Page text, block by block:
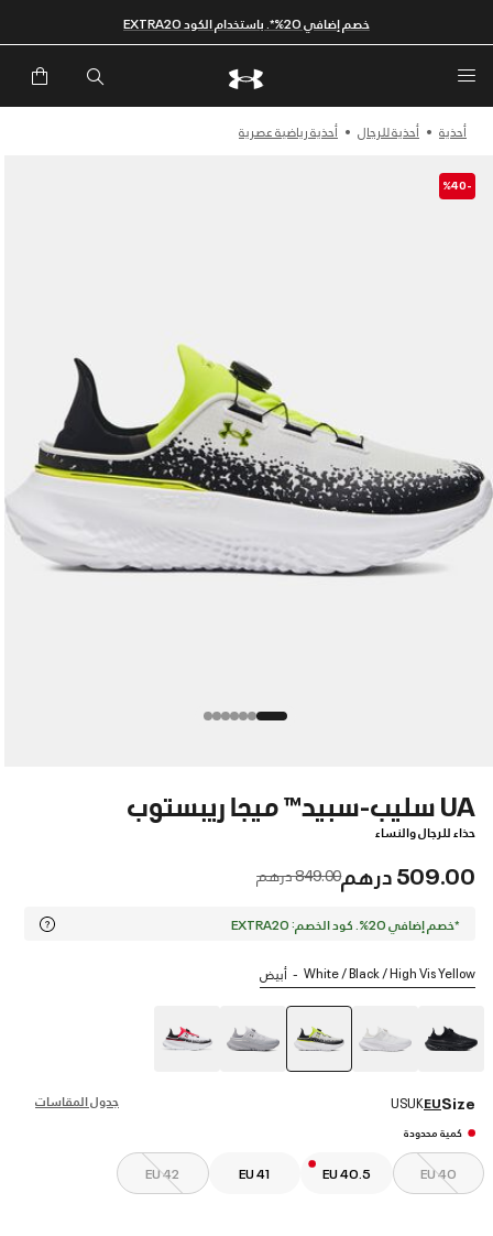
خصم إضافي 20%*. باستخدام الكود EXTRA20
أحذية أحذية للرجال أحذية رياضية عصرية
-%40
UA سليب-سبيد™ ميجا ريبستوب
حذاء للرجال والنساء
509.00 درهم Price reduced from
849.00 درهم to
*خصم إضافي 20%. كود الخصم: EXTRA20
White / Black / High Vis Yellow أبيض
جدول المقاسات Size
EU
UK
US
كمية محدودة
EU 40
EU 40.5
EU 41
EU 42